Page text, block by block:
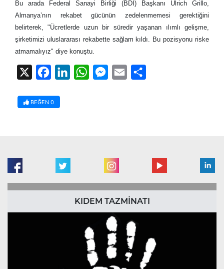
Bu arada Federal Sanayi Birliği (BDI) Başkanı Ulrich Grillo,
Almanya’nın rekabet gücünün zedelenmemesi gerektiğini
belirterek, "Ücretlerde uzun bir süredir yaşanan ılımlı gelişme,
şirketimizi uluslararası rekabette sağlam kıldı. Bu pozisyonu riske
atmamalıyız" diye konuştu.
FacebookLinkedInWhatsAppMessenger
Email
BEĞEN 0
KIDEM TAZMİNATI